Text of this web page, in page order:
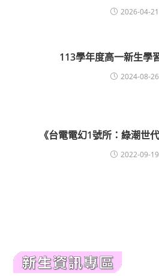
2026-04-21
113學年度高一新生學
2024-08-26
《台電電幻1號所：綠潮世
2022-09-19